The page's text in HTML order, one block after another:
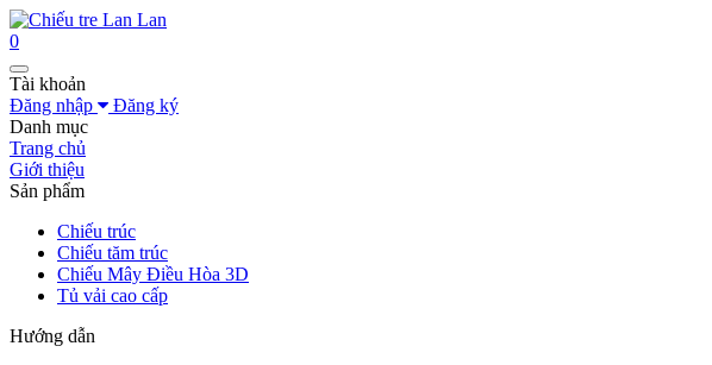
0
Tài khoản
Đăng nhập
Đăng ký
Danh mục
Trang chủ
Giới thiệu
Sản phẩm
Chiếu trúc
Chiếu tăm trúc
Chiếu Mây Điều Hòa 3D
Tủ vải cao cấp
Hướng dẫn